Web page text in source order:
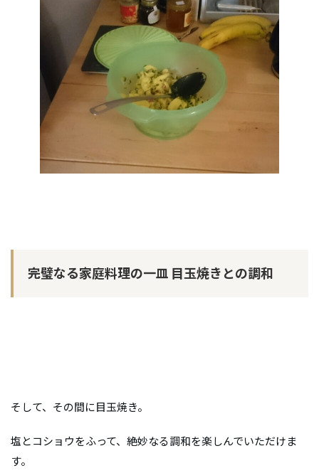
完璧なる家庭料理の一皿 目玉焼きとの調和
そして、その間に目玉焼き。
塩とコショウをふって、絶妙なる調和を楽しんでいただけま
す。